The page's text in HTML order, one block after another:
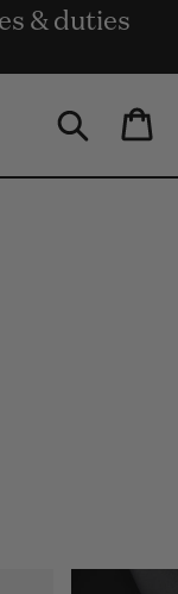
€.
& duties
with
Bag